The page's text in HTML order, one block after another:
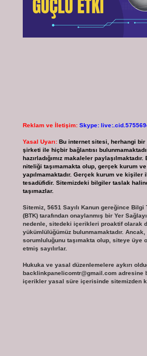
Reklam ve İletişim: Skype:
Yasal Uyarı: Bu internet sitesi, herhangi
şirketi ile hiçbir bağlantısı
hazırladığımız makaleler
niteliği taşımamakta olup, gerçek kurum
yapılmamaktadır. Gerçek kurum ve
tesadüfidir. Sitemizdeki bilgiler taslak
taşımazlar.
Sitemiz, 5651 Sayılı Kanun gereğince
(BTK) tarafından onaylanmış bir Yer
nedenle, sitedeki içerikleri proaktif olarak
yükümlülüğümüz bulunmamaktadır.
sorumluluğunu taşımakta olup, siteye üye
etmiş sayılırlar.
Hukuka ve yasal düzenlemelere aykırı
backlinkpanelicomtr@gmail.comadresine
içerikler yasal süre içerisinde sitemizden